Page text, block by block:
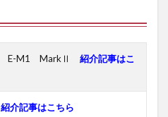
E-M1 MarkⅡ 紹介記事はこ
紹介記事はこちら